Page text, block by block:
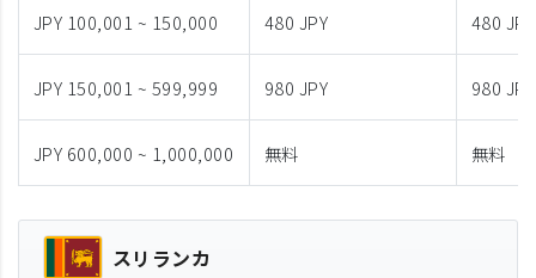
JPY 100,001 ~ 150,000 480 JPY 480 JPY
JPY 150,001 ~ 599,999 980 JPY 980 JPY
JPY 600,000 ~ 1,000,000 無料 無料
スリランカ